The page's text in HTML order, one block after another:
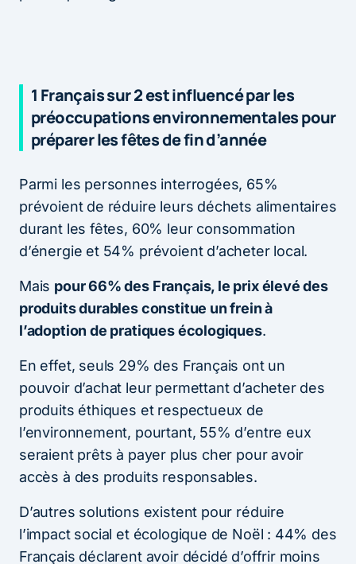
1 Français sur 2 est influencé par les
préoccupations environnementales pour
préparer les fêtes de fin d’année
Parmi les personnes interrogées, 65%
prévoient de réduire leurs déchets alimentaires
durant les fêtes, 60% leur consommation
d’énergie et 54% prévoient d’acheter local.
Mais pour 66% des Français, le prix élevé des
produits durables constitue un frein à
l’adoption de pratiques écologiques.
En effet, seuls 29% des Français ont un
pouvoir d’achat leur permettant d’acheter des
produits éthiques et respectueux de
l’environnement, pourtant, 55% d’entre eux
seraient prêts à payer plus cher pour avoir
accès à des produits responsables.
D’autres solutions existent pour réduire
l’impact social et écologique de Noël : 44% des
Français déclarent avoir décidé d’offrir moins